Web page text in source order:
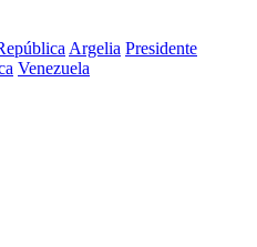
Argelia Presidente
Venezuela